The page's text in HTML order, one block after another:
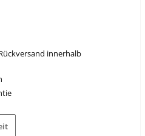
innerhalb